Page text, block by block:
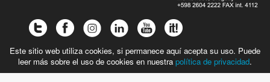
Este sitio web utiliza cookies, si permanece aquí acepta su uso. Puede
leer más sobre el uso de cookies en nuestra política de privacidad.